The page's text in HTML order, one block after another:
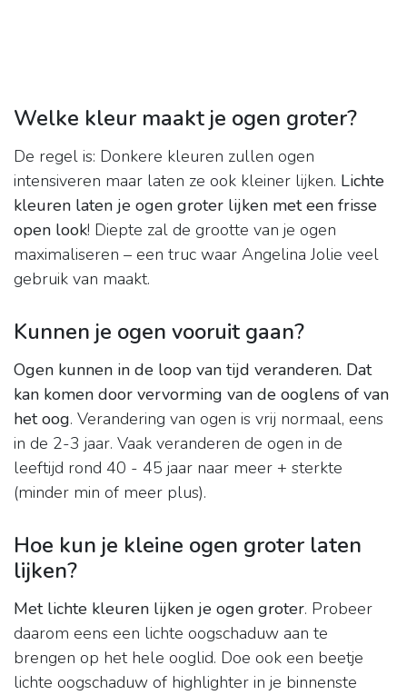
Welke kleur maakt je ogen groter?
De regel is: Donkere kleuren zullen ogen
intensiveren maar laten ze ook kleiner lijken. Lichte
kleuren laten je ogen groter lijken met een frisse
open look! Diepte zal de grootte van je ogen
maximaliseren – een truc waar Angelina Jolie veel
gebruik van maakt.
Kunnen je ogen vooruit gaan?
Ogen kunnen in de loop van tijd veranderen. Dat
kan komen door vervorming van de ooglens of van
het oog. Verandering van ogen is vrij normaal, eens
in de 2-3 jaar. Vaak veranderen de ogen in de
leeftijd rond 40 - 45 jaar naar meer + sterkte
(minder min of meer plus).
Hoe kun je kleine ogen groter laten
lijken?
Met lichte kleuren lijken je ogen groter. Probeer
daarom eens een lichte oogschaduw aan te
brengen op het hele ooglid. Doe ook een beetje
lichte oogschaduw of highlighter in je binnenste